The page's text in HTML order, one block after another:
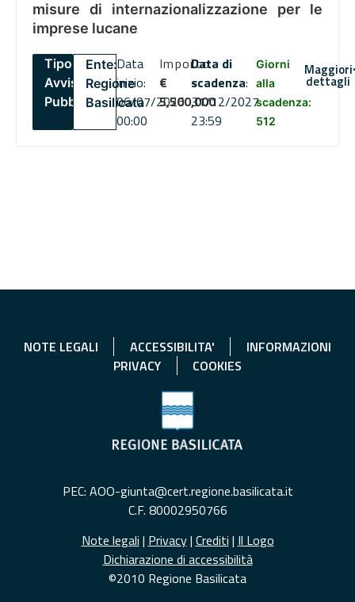
misure di internazionalizzazione per le
imprese lucane
Tipo:
Avviso
Pubblico
Ente:
Regione
Basilicata
Data
inizio:
06/07/2026
00:00
Importo
€
5,500,000
Data di
scadenza:
31/12/2027
23:59
Giorni
alla
scadenza:
512
Maggiori
dettagli
NOTE LEGALI ACCESSIBILITA'
INFORMAZIONI
PRIVACY
COOKIES
PEC: AOO-giunta@cert.regione.basilicata.it
C.F. 80002950766
Note legali | Privacy| Crediti | Il Logo
Dichiarazione di accessibilità
©2010 Regione Basilicata